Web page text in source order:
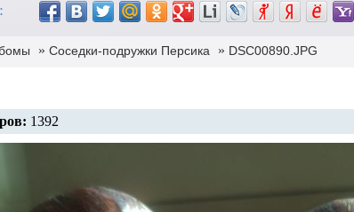
» Соседки-подружки Персика » DSC00890.JPG
1392